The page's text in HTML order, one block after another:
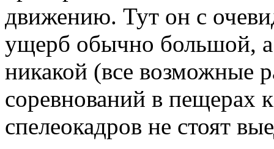
движению. Тут он с
ущерб обычно большой,
никакой (все возможные
соревнований в пещерах
спелеокадров не стоят